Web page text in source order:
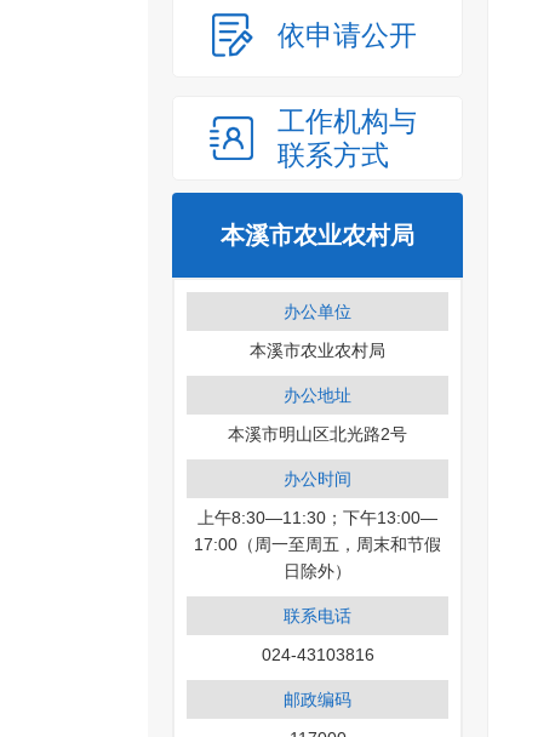
依申请公开
工作机构与
联系方式
本溪市农业农村局
办公单位
本溪市农业农村局
办公地址
本溪市明山区北光路2号
办公时间
上午8:30—11:30；下午13:00—
17:00（周一至周五，周末和节假
日除外）
联系电话
024-43103816
邮政编码